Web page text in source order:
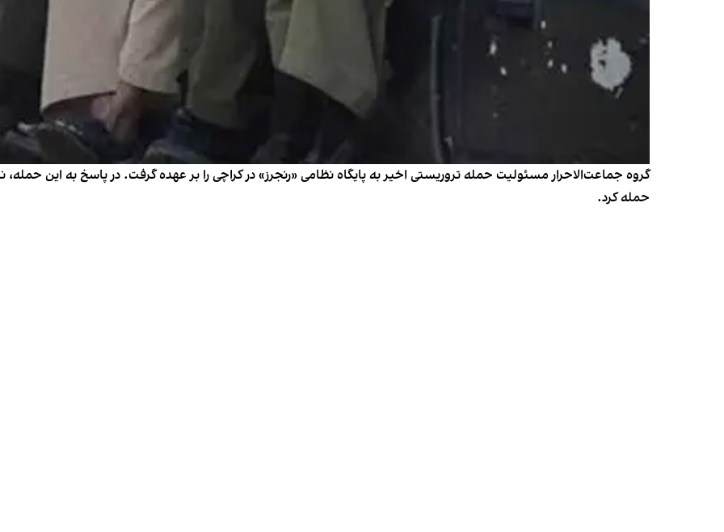
گروه جماعت‌الاحرار مسئولیت حمله تروریستی اخیر به پایگاه نظامی «رنجرز» در کراچی را بر عهده گرفت. در پاسخ به این حمله‌،
حمله کرد.